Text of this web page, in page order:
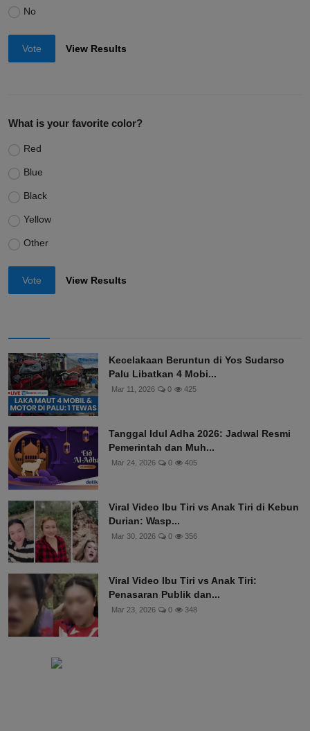
No
Vote View Results
What is your favorite color?
Red
Blue
Black
Yellow
Other
Vote View Results
Kecelakaan Beruntun di Yos Sudarso
Palu Libatkan 4 Mobi...
Mar 11, 2026 0 425
Tanggal Idul Adha 2026: Jadwal Resmi
Pemerintah dan Muh...
Mar 24, 2026 0 405
Viral Video Ibu Tiri vs Anak Tiri di Kebun
Durian: Wasp...
Mar 30, 2026 0 356
Viral Video Ibu Tiri vs Anak Tiri:
Penasaran Publik dan...
Mar 23, 2026 0 348